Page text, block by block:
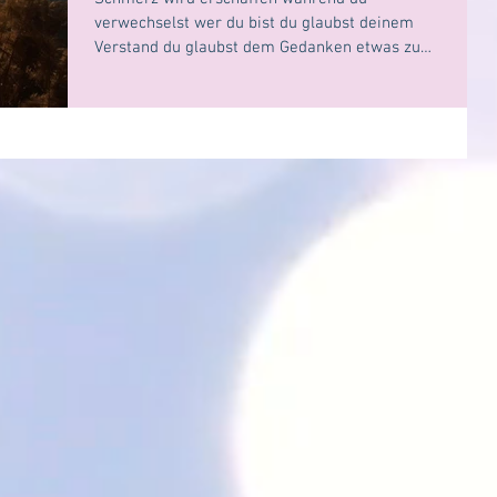
verwechselst wer du bist du glaubst deinem
Verstand du glaubst dem Gedanken etwas zu